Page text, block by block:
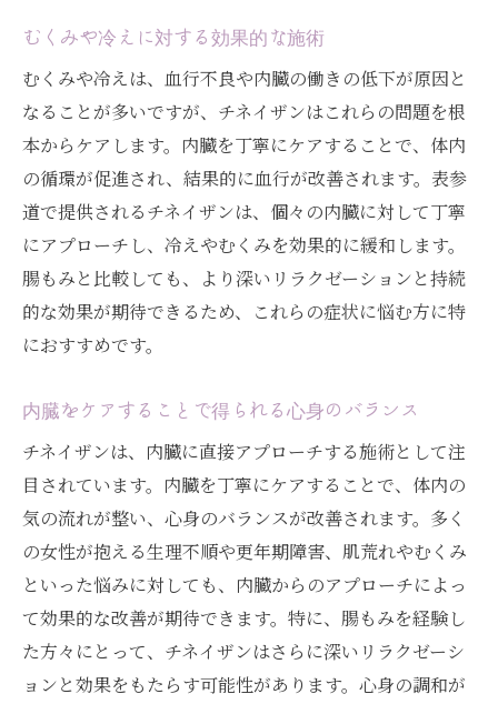
冷え性改善に必要な生活習慣の見直し
リラックスしながら冷え性対策
表参道での施術体験がもたらす温かさ
チネイザンがもたらす内臓ケアの効果 / 腸もみ
と比較して選ぶ理由
内臓ケアの新しい選択肢としてのチネイザ
ン
チネイザンと腸もみの効果的な違い
施術後の健康状態の変化を実感
腸もみに代わる心身のケア方法
女性の健康と美を引き出すチネイザン / 表参道
での癒しの時間
女性が求める健康美の実現方法
表参道での特別なチネイザンセッション
心身の癒しを提供するチネイザンの魅力
健康と美のバランスを保つための施術
むくみや冷えに対する効果的な施術
むくみや冷えは、血行不良や内臓の働きの低下が原因と
なることが多いですが、チネイザンはこれらの問題を根
本からケアします。内臓を丁寧にケアすることで、体内
の循環が促進され、結果的に血行が改善されます。表参
道で提供されるチネイザンは、個々の内臓に対して丁寧
にアプローチし、冷えやむくみを効果的に緩和します。
腸もみと比較しても、より深いリラクゼーションと持続
的な効果が期待できるため、これらの症状に悩む方に特
におすすめです。
内臓をケアすることで得られる心身のバランス
チネイザンは、内臓に直接アプローチする施術として注
目されています。内臓を丁寧にケアすることで、体内の
気の流れが整い、心身のバランスが改善されます。多く
の女性が抱える生理不順や更年期障害、肌荒れやむくみ
といった悩みに対しても、内臓からのアプローチによっ
て効果的な改善が期待できます。特に、腸もみを経験し
た方々にとって、チネイザンはさらに深いリラクゼーシ
ョンと効果をもたらす可能性があります。心身の調和が